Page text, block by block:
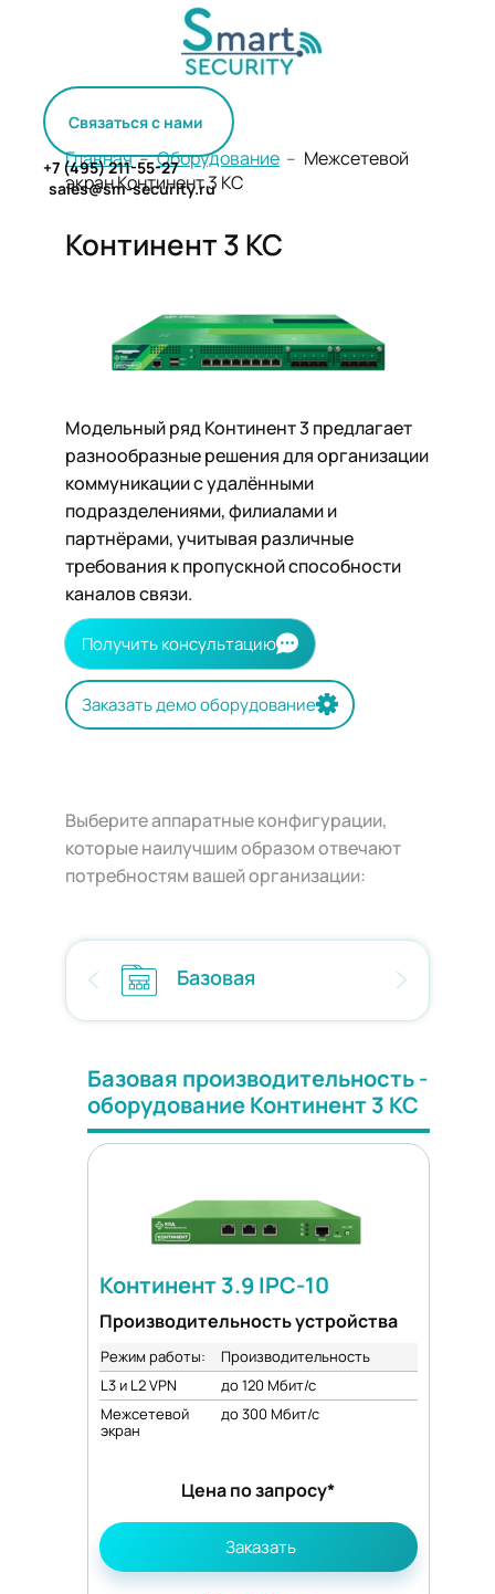
Связаться с нами
+7 (495) 211-55-27
sales@sm-security.ru
Главная﹣Оборудование ﹣ Межсетевой
экран Континент 3 КС
Континент 3 КС
Модельный ряд Континент 3 предлагает
разнообразные решения для организации
коммуникации с удалёнными
подразделениями, филиалами и
партнёрами, учитывая различные
требования к пропускной способности
каналов связи.
Получить консультацию
Заказать демо оборудование
Выберите аппаратные конфигурации,
которые наилучшим образом отвечают
потребностям вашей организации:
Базовая производительность -
оборудование Континент 3 КС
Континент 3.9 IPC-10
Производительность устройства
Режим работы:
Производительность
L3 и L2 VPN
до 120 Мбит/с
Межсетевой
экран
до 300 Мбит/с
Цена по запросу*
Заказать
Базовая